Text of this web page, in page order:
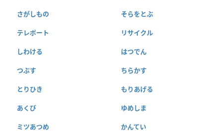
さがしもの そらをとぶ
テレポート リサイクル
しわける はつでん
つぶす ちらかす
とりひき もりあげる
あくび ゆめしま
ミツあつめ かんてい